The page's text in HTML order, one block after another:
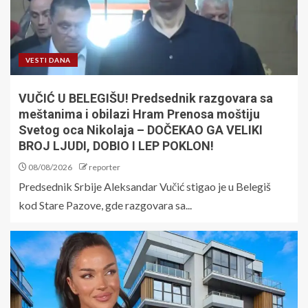
VESTI DANA
VUČIĆ U BELEGIŠU! Predsednik razgovara sa
meštanima i obilazi Hram Prenosa moštiju
Svetog oca Nikolaja – DOČEKAO GA VELIKI
BROJ LJUDI, DOBIO I LEP POKLON!
08/08/2026 reporter
Predsednik Srbije Aleksandar Vučić stigao je u Belegiš
kod Stare Pazove, gde razgovara sa...